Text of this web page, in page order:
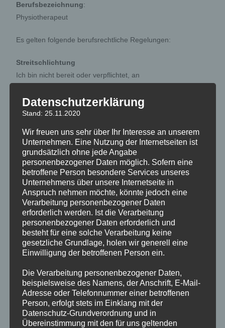
Berufsbezeichnung:
Physiotherapeut
Es gelten folgende berufsrechtliche Regelungen:
Streitschlichtung
Ich bin nicht bereit oder verpflichtet, an
Verbraucherschlichtungsstelle teilzunehmen.
Als Diensteanbieter bin ich gemäß § 7 Abs.1 TMG für
eigene Inhalte auf diesen Seiten nach den allgemeinen
Gesetzen verantwortlich. Nach §§ 8 bis 10 TMG bin ich als
Diensteanbieter jedoch nicht verpflichtet, übermittelte oder
gespeicherte fremde Informationen zu überwachen oder
nach Umständen zu forschen, die auf eine rechtswidrige
Tätigkeit hinweisen. Verpflichtungen zur Entfernung oder
Sperrung der Nutzung von Informationen nach den
allgemeinen Gesetzen bleiben hiervon unberührt. Eine
diesbezügliche Haftung ist jedoch erst ab dem Zeitpunkt der
Bekanntwerden von entsprechenden Rechtsverletzungen
werde ich diese Inhalte umgehend entfernen.
Haftung für Links
Mein Angebot enthält Links zu externen Websites Dritter, auf
Datenschutzerklärung
Stand: 25.11.2020
Wir freuen uns sehr über Ihr Interesse an unserem
Unternehmen. Eine Nutzung der Internetseiten ist
grundsätzlich ohne jede Angabe
personenbezogener Daten möglich. Sofern eine
betroffene Person besondere Services unseres
Unternehmens über unsere Internetseite in
Anspruch nehmen möchte, könnte jedoch eine
Verarbeitung personenbezogener Daten
erforderlich werden. Ist die Verarbeitung
personenbezogener Daten erforderlich und
besteht für eine solche Verarbeitung keine
gesetzliche Grundlage, holen wir generell eine
Einwilligung der betroffenen Person ein.
Die Verarbeitung personenbezogener Daten,
beispielsweise des Namens, der Anschrift, E-Mail-
Adresse oder Telefonnummer einer betroffenen
Person, erfolgt stets im Einklang mit der
Datenschutz-Grundverordnung und in
Übereinstimmung mit den für uns geltenden